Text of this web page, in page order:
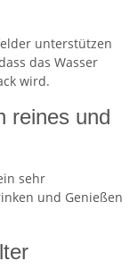
unterstützen
das Wasser
wird.
reines und
sehr
und Genießen